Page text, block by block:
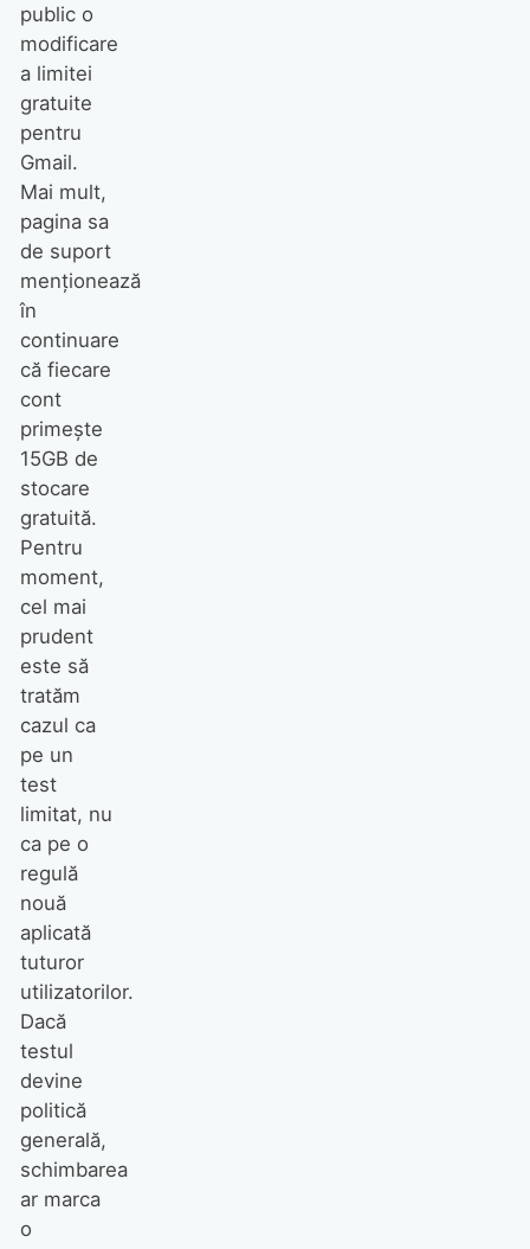
public o
modificare
a limitei
gratuite
pentru
Gmail.
Mai mult,
pagina sa
de suport
menționează
în
continuare
că fiecare
cont
primește
15GB de
stocare
gratuită.
Pentru
moment,
cel mai
prudent
este să
tratăm
cazul ca
pe un
test
limitat, nu
ca pe o
regulă
nouă
aplicată
tuturor
utilizatorilor.
Dacă
testul
devine
politică
generală,
schimbarea
ar marca
o